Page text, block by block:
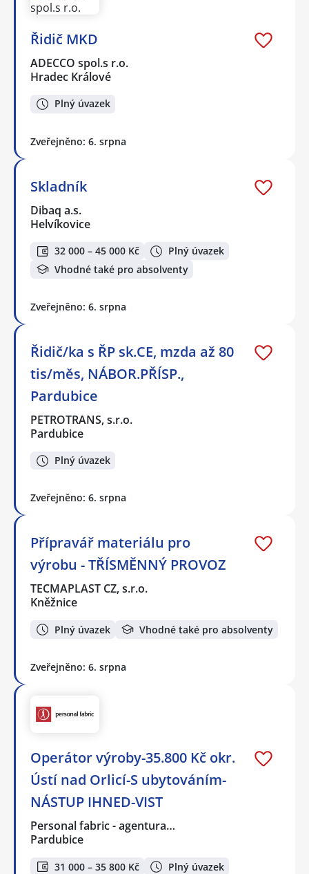
Řidič MKD
ADECCO spol.s r.o.
Hradec Králové
Plný úvazek
Zveřejněno: 6. srpna
Skladník
Dibaq a.s.
Helvíkovice
32 000 – 45 000 Kč
Plný úvazek
Vhodné také pro absolventy
Zveřejněno: 6. srpna
Řidič/ka s ŘP sk.CE, mzda až 80
tis/měs, NÁBOR.PŘÍSP.,
Pardubice
PETROTRANS, s.r.o.
Pardubice
Plný úvazek
Zveřejněno: 6. srpna
Přípravář materiálu pro
výrobu - TŘÍSMĚNNÝ PROVOZ
TECMAPLAST CZ, s.r.o.
Kněžnice
Plný úvazek Vhodné také pro absolventy
Zveřejněno: 6. srpna
Operátor výroby-35.800 Kč okr.
Ústí nad Orlicí-S ubytováním-
NÁSTUP IHNED-VIST
Personal fabric - agentura…
Pardubice
31 000 – 35 800 Kč
Plný úvazek